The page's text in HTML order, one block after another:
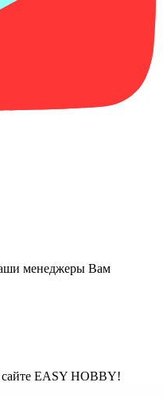
менеджеры Вам
EASY HOBBY!